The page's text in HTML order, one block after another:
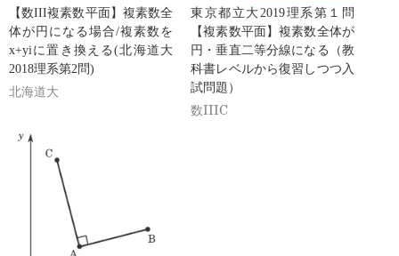
【数III複素数平面】複素数全
体が円になる場合/複素数を
x+yiに置き換える(北海道大
2018理系第2問)
北海道大
東京都立大2019理系第１問
【複素数平面】複素数全体が
円・垂直二等分線になる（教
科書レベルから復習しつつ入
試問題）
数IIIC